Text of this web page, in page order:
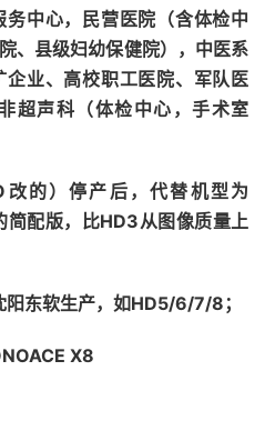
中心，民营医院（含体检中
、县级妇幼保健院），中医系
业、高校职工医院、军队医
超声科（体检中心，手术室
改的）停产后，代替机型为
配版，比HD3从图像质量上
东软生产，如HD5/6/7/8；
X8